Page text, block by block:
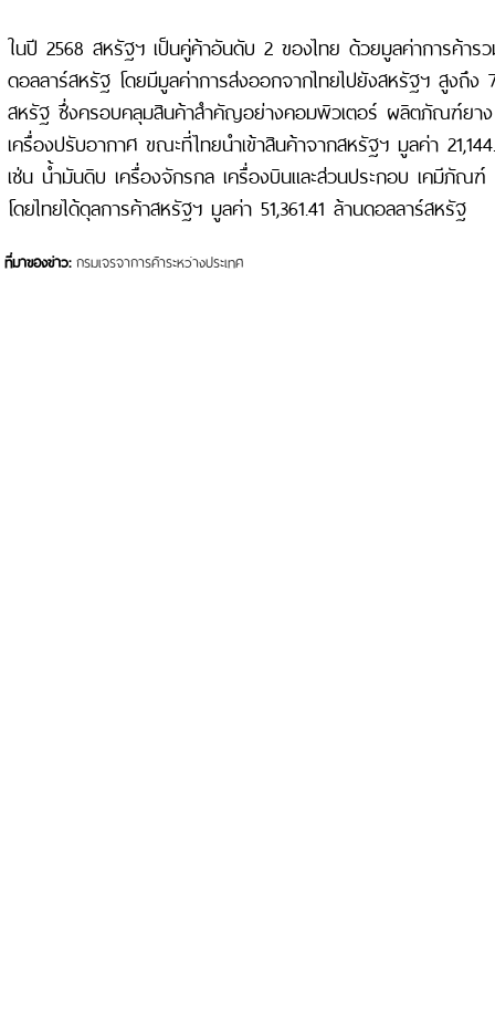
ในปี 2568 สหรัฐฯ เป็นคู่ค้าอันดับ 2 ของไทย ด้วยมูลค่าการค้ารว
ดอลลาร์สหรัฐ โดยมีมูลค่าการส่งออกจากไทยไปยังสหรัฐฯ สูงถึง
สหรัฐ ซึ่งครอบคลุมสินค้าสำคัญอย่างคอมพิวเตอร์ ผลิตภัณฑ์ย
เครื่องปรับอากาศ ขณะที่ไทยนำเข้าสินค้าจากสหรัฐฯ มูลค่า
เช่น น้ำมันดิบ เครื่องจักรกล เครื่องบินและส่วนประกอบ เคมีภัณฑ์
โดยไทยได้ดุลการค้าสหรัฐฯ มูลค่า 51,361.41 ล้านดอลลาร์สหรัฐ
ที่มาของข่าว: กรมเจรจาการค้าระหว่างประเทศ